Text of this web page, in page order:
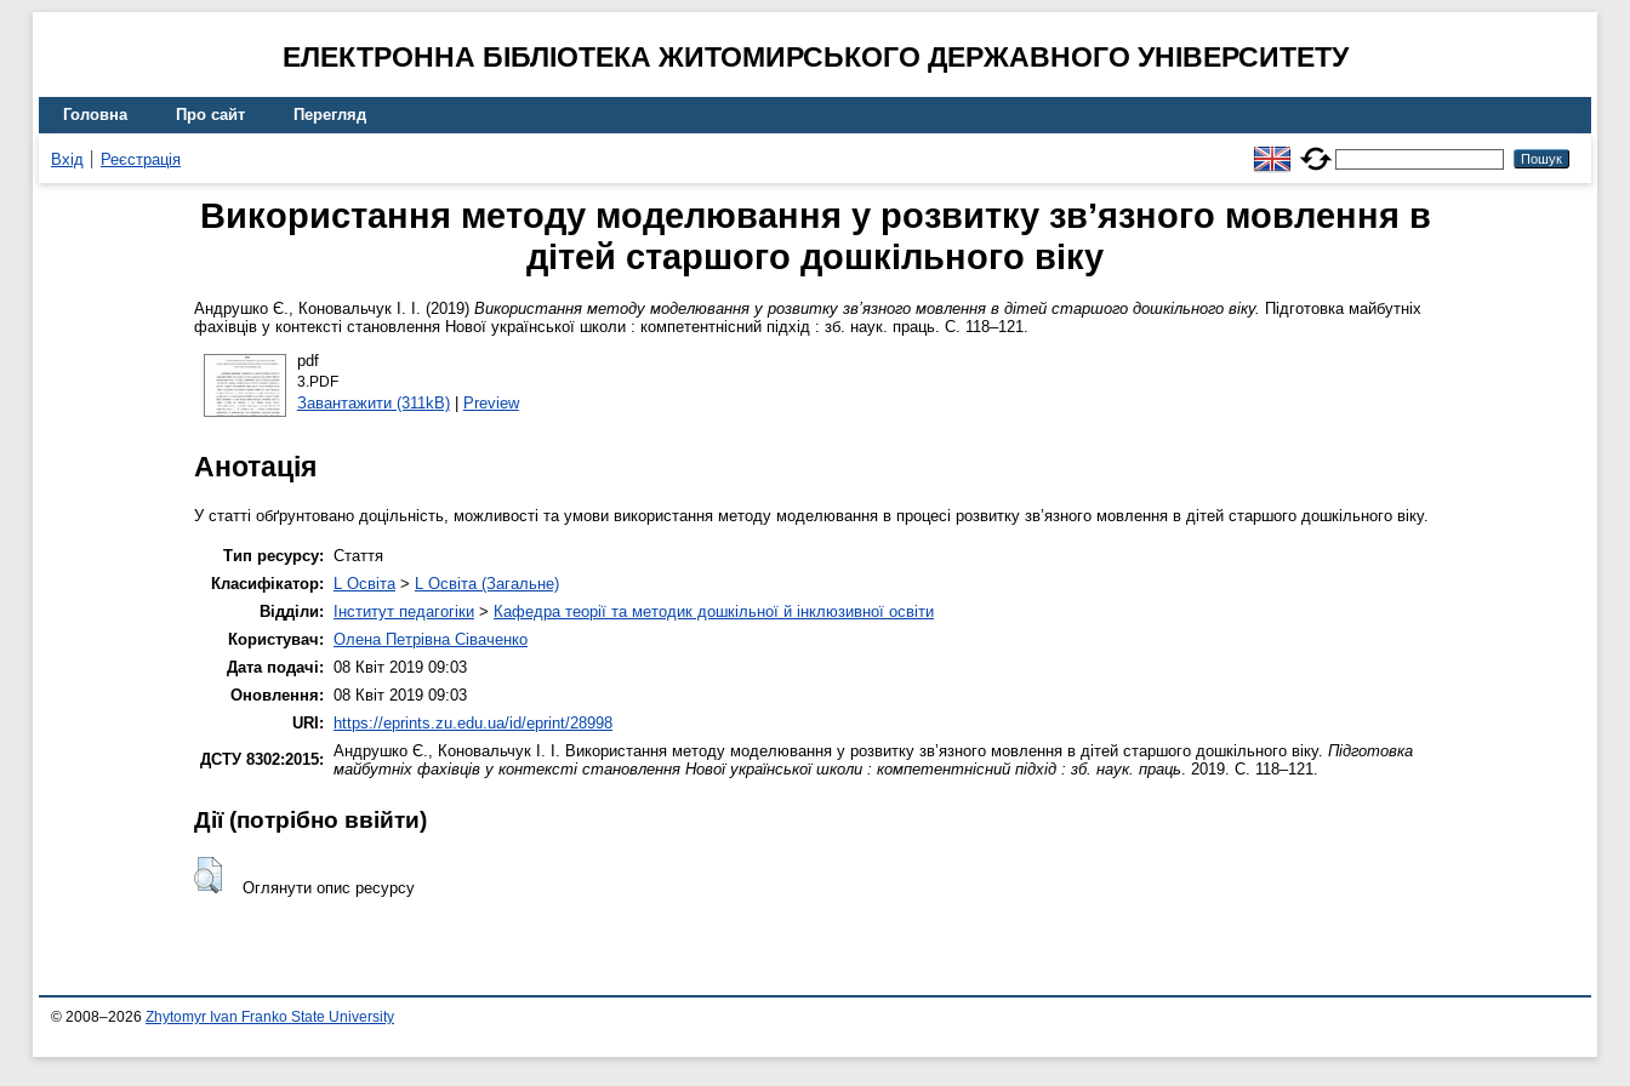
ЕЛЕКТРОННА БІБЛІОТЕКА ЖИТОМИРСЬКОГО ДЕРЖАВНОГО УНІВЕРСИТЕТУ
Головна Про сайт Перегляд
Вхід Реєстрація
Використання методу моделювання у розвитку зв’язного мовлення в
дітей старшого дошкільного віку
Андрушко Є., Коновальчук І. І. (2019) Використання методу моделювання у розвитку зв’язного мовлення в дітей старшого дошкільного віку. Підготовка майбутніх
фахівців у контексті становлення Нової української школи : компетентнісний підхід : зб. наук. праць. С. 118–121.
pdf
3.PDF
Завантажити (311kB)| Preview
Анотація
У статті обґрунтовано доцільність, можливості та умови використання методу моделювання в процесі розвитку зв’язного мовлення в дітей старшого дошкільного віку.
Тип ресурсу: Стаття
Класифікатор:
L Освіта > L Освіта (Загальне)
Відділи:
Інститут педагогіки > Кафедра теорії та методик дошкільної й інклюзивної освіти
Користувач: Олена Петрівна Сіваченко
Дата подачі: 08 Квіт 2019 09:03
Оновлення: 08 Квіт 2019 09:03
URI: https://eprints.zu.edu.ua/id/eprint/28998
ДСТУ 8302:2015: Андрушко Є. Коновальчук І. І. Використання методу моделювання у розвитку зв’язного мовлення в дітей старшого дошкільного віку. Підготовка
майбутніх фахівців у контексті становлення Нової української школи : компетентнісний підхід : зб. наук. праць . 2019. С. 118–121.
Дії ​​(потрібно ввійти)
Оглянути опис ресурсу
© 2008–2026 Zhytomyr Ivan Franko State University